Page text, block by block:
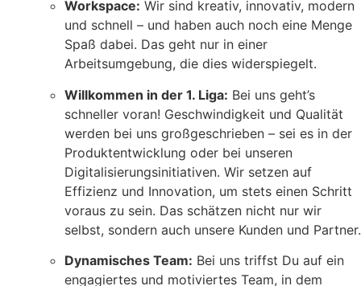
Workspace: Wir sind kreativ, innovativ, modern
und schnell – und haben auch noch eine Menge
Spaß dabei. Das geht nur in einer
Arbeitsumgebung, die dies widerspiegelt.
Willkommen in der 1. Liga: Bei uns geht’s
schneller voran! Geschwindigkeit und Qualität
werden bei uns großgeschrieben – sei es in der
Produktentwicklung oder bei unseren
Digitalisierungsinitiativen. Wir setzen auf
Effizienz und Innovation, um stets einen Schritt
voraus zu sein. Das schätzen nicht nur wir
selbst, sondern auch unsere Kunden und Partner.
Dynamisches Team: Bei uns triffst Du auf ein
engagiertes und motiviertes Team, in dem